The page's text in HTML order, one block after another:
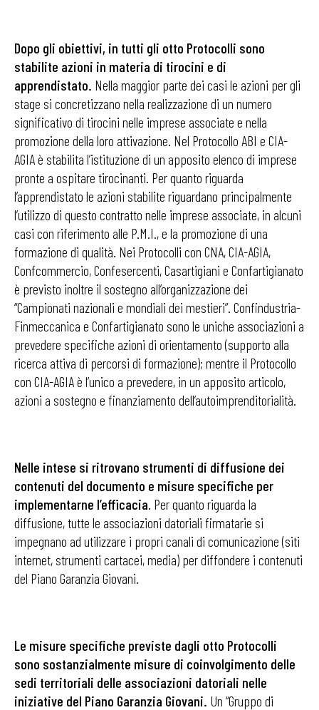
Dopo gli obiettivi, in tutti gli otto Protocolli sono
stabilite azioni in materia di tirocini e di
apprendistato. Nella maggior parte dei casi le azioni per gli
stage si concretizzano nella realizzazione di un numero
significativo di tirocini nelle imprese associate e nella
promozione della loro attivazione. Nel Protocollo ABI e CIA-
AGIA è stabilita l’istituzione di un apposito elenco di imprese
pronte a ospitare tirocinanti. Per quanto riguarda
l’apprendistato le azioni stabilite riguardano principalmente
l’utilizzo di questo contratto nelle imprese associate, in alcuni
casi con riferimento alle P.M.I., e la promozione di una
formazione di qualità. Nei Protocolli con CNA, CIA-AGIA,
Confcommercio, Confesercenti, Casartigiani e Confartigianato
è previsto inoltre il sostegno all’organizzazione dei
“Campionati nazionali e mondiali dei mestieri”. Confindustria-
Finmeccanica e Confartigianato sono le uniche associazioni a
prevedere specifiche azioni di orientamento (supporto alla
ricerca attiva di percorsi di formazione); mentre il Protocollo
con CIA-AGIA è l’unico a prevedere, in un apposito articolo,
azioni a sostegno e finanziamento dell’autoimprenditorialità.
Nelle intese si ritrovano strumenti di diffusione dei
contenuti del documento e misure specifiche per
implementarne l’efficacia. Per quanto riguarda la
diffusione, tutte le associazioni datoriali firmatarie si
impegnano ad utilizzare i propri canali di comunicazione (siti
internet, strumenti cartacei, media) per diffondere i contenuti
del Piano Garanzia Giovani.
Le misure specifiche previste dagli otto Protocolli
sono sostanzialmente misure di coinvolgimento delle
sedi territoriali delle associazioni datoriali nelle
iniziative del Piano Garanzia Giovani. Un “Gruppo di